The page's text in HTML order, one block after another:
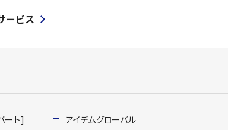
ービス
ート]
アイデムグローバル